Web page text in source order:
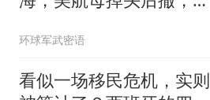
环球军武密语
看似一场移民危机，实则